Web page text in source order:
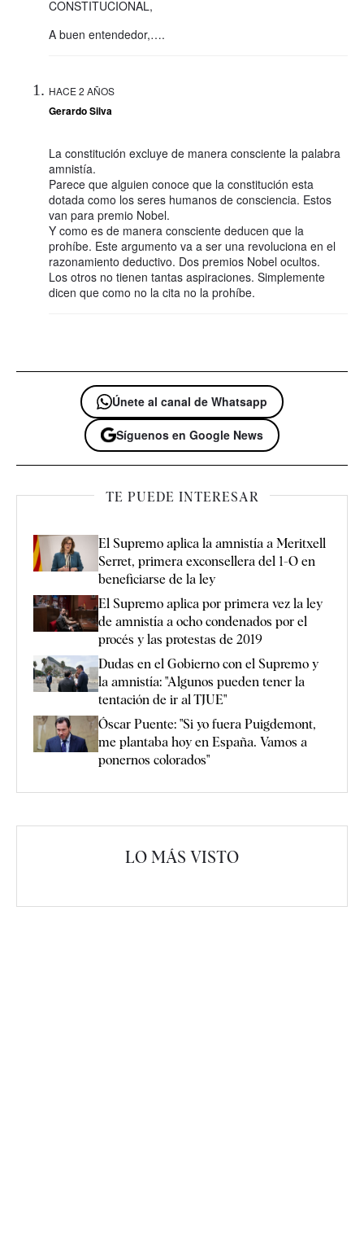
CONSTITUCIONAL,
A buen entendedor,….
HACE 2 AÑOS
Gerardo Silva
La constitución excluye de manera consciente la palabra
amnistía.
Parece que alguien conoce que la constitución esta
dotada como los seres humanos de consciencia. Estos
van para premio Nobel.
Y como es de manera consciente deducen que la
prohíbe. Este argumento va a ser una revoluciona en el
razonamiento deductivo. Dos premios Nobel ocultos.
Los otros no tienen tantas aspiraciones. Simplemente
dicen que como no la cita no la prohíbe.
Únete al canal de Whatsapp
Síguenos en Google News
TE PUEDE INTERESAR
El Supremo aplica la amnistía a Meritxell
Serret, primera exconsellera del 1-O en
beneficiarse de la ley
El Supremo aplica por primera vez la ley
de amnistía a ocho condenados por el
procés y las protestas de 2019
Dudas en el Gobierno con el Supremo y
la amnistía: "Algunos pueden tener la
tentación de ir al TJUE"
Óscar Puente: "Si yo fuera Puigdemont,
me plantaba hoy en España. Vamos a
ponernos colorados"
LO MÁS VISTO